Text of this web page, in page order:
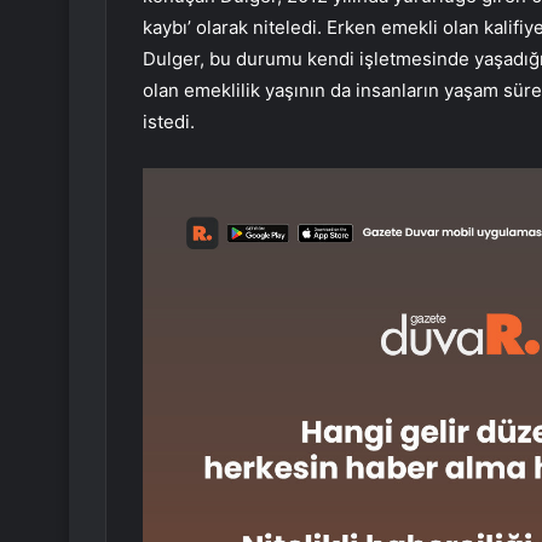
kaybı’ olarak niteledi. Erken emekli olan
Dulger, bu durumu kendi işletmesinde
olan emeklilik yaşının da insanların yaşam
istedi.